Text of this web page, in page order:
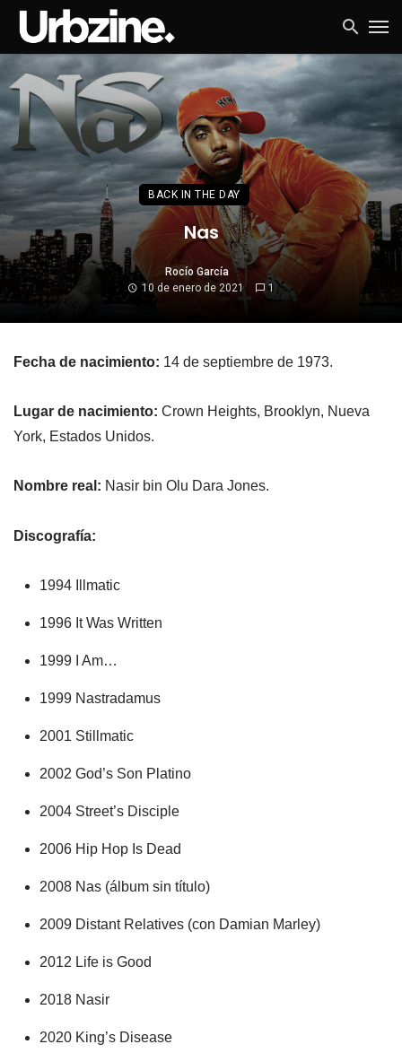
BACK IN THE DAY
Nas
Rocío García
10 de enero de 2021
1
Fecha de nacimiento: 14 de septiembre de 1973.
Lugar de nacimiento: Crown Heights, Brooklyn, Nueva
York, Estados Unidos.
Nombre real: Nasir bin Olu Dara Jones.
Discografía:
1994 Illmatic
1996 It Was Written
1999 I Am…
1999 Nastradamus
2001 Stillmatic
2002 God’s Son Platino
2004 Street’s Disciple
2006 Hip Hop Is Dead
2008 Nas (álbum sin título)
2009 Distant Relatives (con Damian Marley)
2012 Life is Good
2018 Nasir
2020 King’s Disease